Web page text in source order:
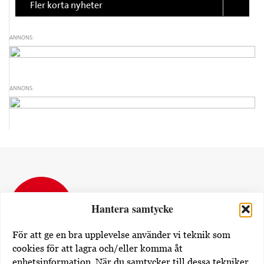
Hantera samtycke
För att ge en bra upplevelse använder vi teknik som
cookies för att lagra och/eller komma åt
Fler korta nyheter
ANNONS:
ANNONS: